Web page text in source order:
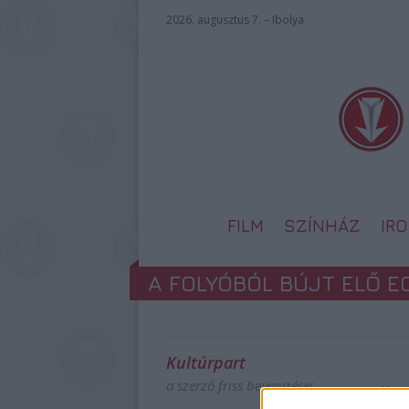
2026. augusztus 7. – Ibolya
FILM SZÍNHÁZ
A FOLYÓBÓL BÚJT ELŐ
Kultúrpart
a szerző friss bejegyzései